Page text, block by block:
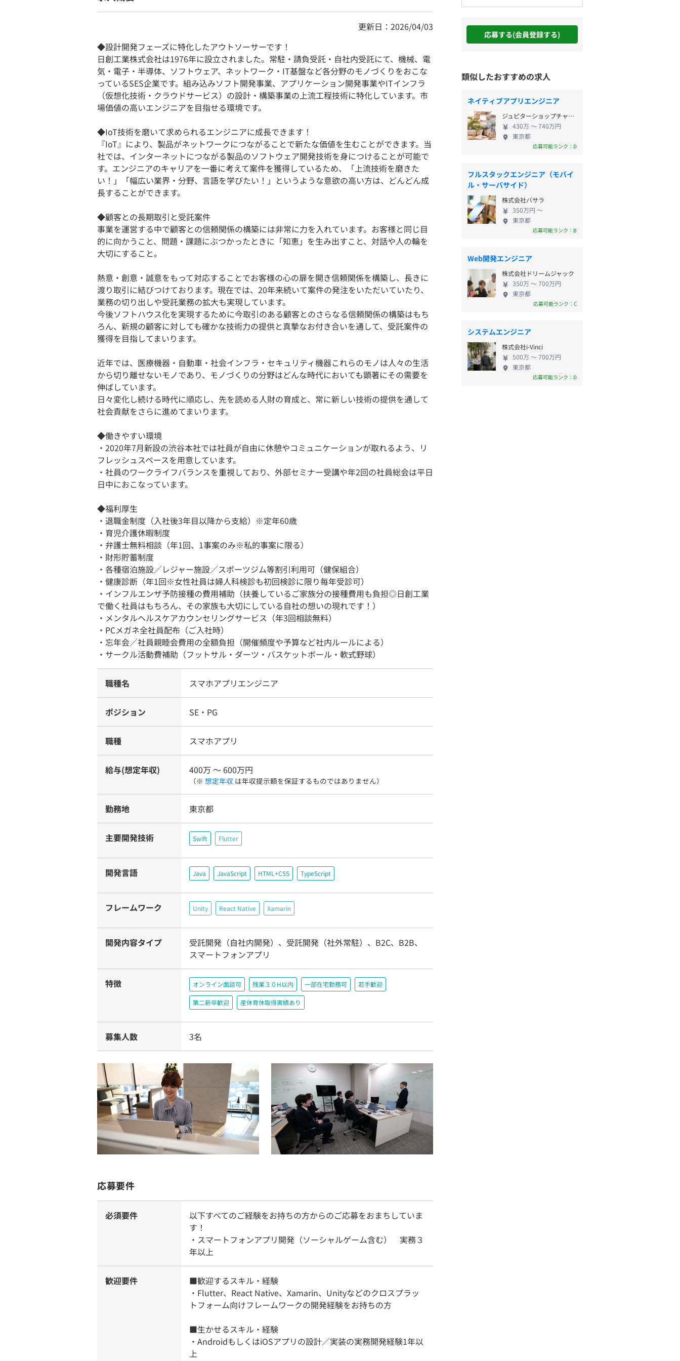
更新日：2026/04/03
◆設計開発フェーズに特化したアウトソーサーです！
日創工業株式会社は1976年に設立されました。常駐・請負受託・自社内受託にて、機械、電
気・電子・半導体、ソフトウェア、ネットワーク・IT基盤など各分野のモノづくりをおこな
っているSES企業です。組み込みソフト開発事業、アプリケーション開発事業やITインフラ
（仮想化技術・クラウドサービス）の設計・構築事業の上流工程技術に特化しています。市
場価値の高いエンジニアを目指せる環境です。
◆IoT技術を磨いて求められるエンジニアに成長できます！
『IoT』により、製品がネットワークにつながることで新たな価値を生むことができます。当
社では、インターネットにつながる製品のソフトウェア開発技術を身につけることが可能で
す。エンジニアのキャリアを一番に考えて案件を獲得しているため、「上流技術を磨きた
い！」「幅広い業界・分野、言語を学びたい！」というような意欲の高い方は、どんどん成
長することができます。
◆顧客との長期取引と受託案件
事業を運営する中で顧客との信頼関係の構築には非常に力を入れています。お客様と同じ目
的に向かうこと、問題・課題にぶつかったときに「知恵」を生み出すこと、対話や人の輪を
大切にすること。
熱意・創意・誠意をもって対応することでお客様の心の扉を開き信頼関係を構築し、長きに
渡り取引に結びつけております。現在では、20年来続いて案件の発注をいただいていたり、
業務の切り出しや受託業務の拡大も実現しています。
今後ソフトハウス化を実現するために今取引のある顧客とのさらなる信頼関係の構築はもち
ろん、新規の顧客に対しても確かな技術力の提供と真摯なお付き合いを通して、受託案件の
獲得を目指してまいります。
近年では、医療機器・自動車・社会インフラ・セキュリティ機器これらのモノは人々の生活
から切り離せないモノであり、モノづくりの分野はどんな時代においても顕著にその需要を
伸ばしています。
日々変化し続ける時代に順応し、先を読める人財の育成と、常に新しい技術の提供を通して
社会貢献をさらに進めてまいります。
◆働きやすい環境
・2020年7月新設の渋谷本社では社員が自由に休憩やコミュニケーションが取れるよう、リ
フレッシュスペースを用意しています。
・社員のワークライフバランスを重視しており、外部セミナー受講や年2回の社員総会は平日
日中におこなっています。
◆福利厚生
・退職金制度（入社後3年目以降から支給）※定年60歳
・育児介護休暇制度
・弁護士無料相談（年1回、1事案のみ※私的事案に限る）
・財形貯蓄制度
・各種宿泊施設／レジャー施設／スポーツジム等割引利用可（健保組合）
・健康診断（年1回※女性社員は婦人科検診も初回検診に限り毎年受診可）
・インフルエンザ予防接種の費用補助（扶養しているご家族分の接種費用も負担◎日創工業
で働く社員はもちろん、その家族も大切にしている自社の想いの現れです！）
・メンタルヘルスケアカウンセリングサービス（年3回相談無料）
・PCメガネ全社員配布（ご入社時）
・忘年会／社員親睦会費用の全額負担（開催頻度や予算など社内ルールによる）
・サークル活動費補助（フットサル・ダーツ・バスケットボール・軟式野球）
職種名 スマホアプリエンジニア
ポジション SE・PG
職種 スマホアプリ
給与(想定年収) 400万 〜 600万円
（※ 想定年収 は年収提示額を保証するものではありません）
勤務地 東京都
主要開発技術 Swift Flutter
開発言語 Java JavaScript HTML+CSS TypeScript
フレームワーク Unity React Native Xamarin
開発内容タイプ
受託開発（自社内開発）、受託開発（社外常駐）、B2C、B2B、
スマートフォンアプリ
特徴 オンライン面談可 残業３０H以内 一部在宅勤務可 若手歓迎
第二新卒歓迎 産休育休取得実績あり
募集人数 3名
応募要件
必須要件
以下すべてのご経験をお持ちの方からのご応募をおまちしていま
す！
・スマートフォンアプリ開発（ソーシャルゲーム含む） 実務３
年以上
歓迎要件
■歓迎するスキル・経験
・Flutter、React Native、Xamarin、Unityなどのクロスプラッ
トフォーム向けフレームワークの開発経験をお持ちの方
■生かせるスキル・経験
・AndroidもしくはiOSアプリの設計／実装の実務開発経験1年以
上
応募する(会員登録する)
類似したおすすめの求人
ネイティブアプリエンジニア
ジュピターショップチャンネル株式会社
430万 〜 740万円
東京都
応募可能ランク：D
フルスタックエンジニア（モバイ
ル・サーバサイド）
株式会社バサラ
350万円 〜
東京都
応募可能ランク：B
Web開発エンジニア
株式会社ドリームジャック
350万 〜 700万円
東京都
応募可能ランク：C
システムエンジニア
株式会社i-Vinci
500万 〜 700万円
東京都
応募可能ランク：D